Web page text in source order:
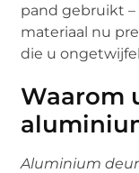
pand gebruikt
materiaal nu
die u
Waarom
Aluminium